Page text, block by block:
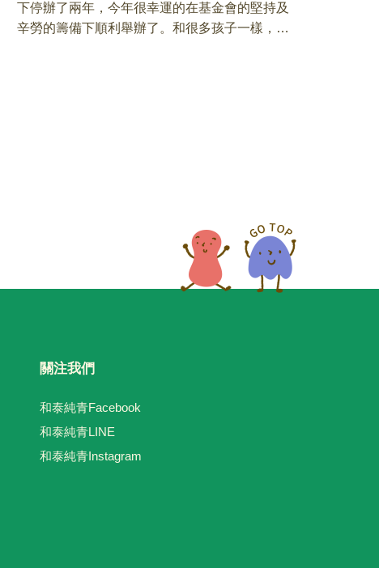
下停辦了兩年，今年很幸運的在基金會的堅持及
辛勞的籌備下順利舉辦了。和很多孩子一樣，因
關注我們
和泰純青Facebook
和泰純青LINE
和泰純青Instagram